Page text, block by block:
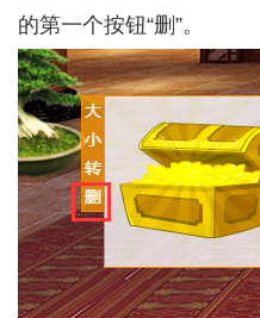
的第一个按钮“删”。